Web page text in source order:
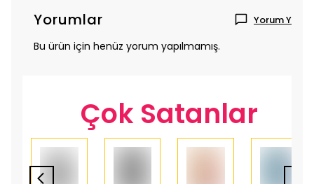
Yorumlar Yorum Yap
Bu ürün için henüz yorum yapılmamış.
Çok Satanlar